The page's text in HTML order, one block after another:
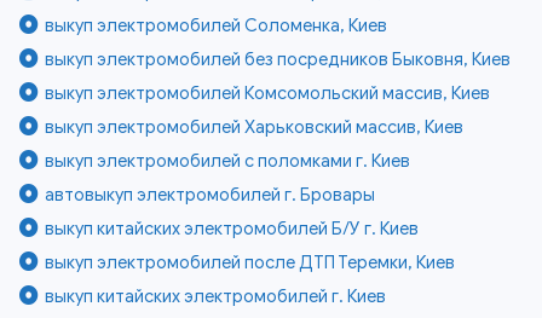
выкуп электромобилей Соломенка, Киев
выкуп электромобилей без посредников Быковня, Киев
выкуп электромобилей Комсомольский массив, Киев
выкуп электромобилей Харьковский массив, Киев
выкуп электромобилей с поломками г. Киев
автовыкуп электромобилей г. Бровары
выкуп китайских электромобилей Б/У г. Киев
выкуп электромобилей после ДТП Теремки, Киев
выкуп китайских электромобилей г. Киев